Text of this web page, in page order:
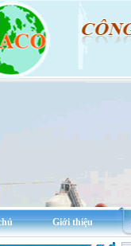
Giới thiệu